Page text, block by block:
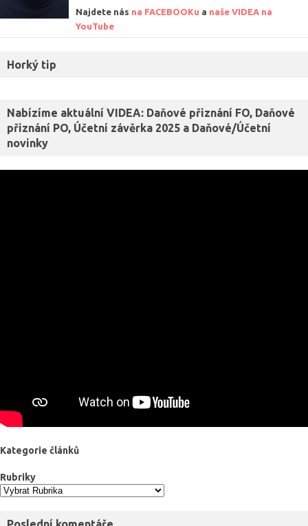
Najdete nás na FACEBOOKu a naše VIDEA na
YouTube
Horký tip
Nabízíme aktuální VIDEA: Daňové přiznání FO, Daňové
přiznání PO, Účetní závěrka 2025 a Daňové/Účetní
novinky
Kategorie článků
Rubriky